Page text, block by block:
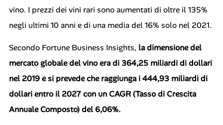
vino. I prezzi dei vini rari sono aumentati di oltre il 135%
negli ultimi 10 anni e di una media del 16% solo nel 2021.
Secondo Fortune Business Insights, la dimensione del
mercato globale del vino era di 364,25 miliardi di dollari
nel 2019 e si prevede che raggiunga i 444,93 miliardi di
dollari entro il 2027 con un CAGR (Tasso di Crescita
Annuale Composto) del 6,06%.